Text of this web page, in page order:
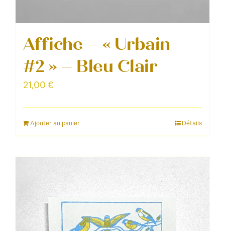
Affiche – « Urbain
#2 » – Bleu Clair
21,00 €
Ajouter au panier Détails